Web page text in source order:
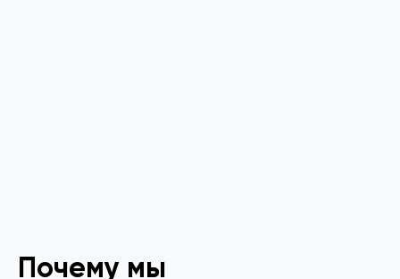
Почему мы